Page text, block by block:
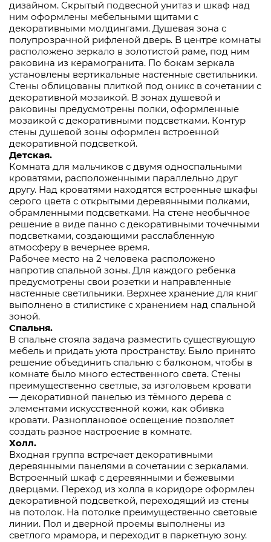
дизайном. Скрытый подвесной унитаз и шкаф над
ним оформлены мебельными щитами с
декоративными молдингами. Душевая зона с
полупрозрачной рифленой дверь. В центре комнаты
расположено зеркало в золотистой раме, под ним
раковина из керамогранита. По бокам зеркала
установлены вертикальные настенные светильники.
Стены облицованы плиткой под оникс в сочетании с
декоративной мозаикой. В зонах душевой и
раковины предусмотрены полки, оформленные
мозаикой с декоративными подсветками. Контур
стены душевой зоны оформлен встроенной
декоративной подсветкой.
Детская.
Комната для мальчиков с двумя односпальными
кроватями, расположенными параллельно друг
другу. Над кроватями находятся встроенные шкафы
серого цвета с открытыми деревянными полками,
обрамленными подсветками. На стене необычное
решение в виде панно с декоративными точечными
подсветками, создающими расслабленную
атмосферу в вечернее время.
Рабочее место на 2 человека расположено
напротив спальной зоны. Для каждого ребенка
предусмотрены свои розетки и направленные
настенные светильники. Верхнее хранение для книг
выполнено в стилистике с хранением над спальной
зоной.
Спальня.
В спальне стояла задача разместить существующую
мебель и придать уюта пространству. Было принято
решение объединить спальню с балконом, чтобы в
комнате было много естественного света. Стены
преимущественно светлые, за изголовьем кровати
— декоративной панелью из тёмного дерева с
элементами искусственной кожи, как обивка
кровати. Разноплановое освещение позволяет
создать разное настроение в комнате.
Холл.
Входная группа встречает декоративными
деревянными панелями в сочетании с зеркалами.
Встроенный шкаф с деревянными и бежевыми
дверцами. Переход из холла в коридоре оформлен
декоративной подсветкой, переходящий из стены
на потолок. На потолке преимущественно световые
линии. Пол и дверной проемы выполнены из
светлого мрамора, и переходит в паркетную зону.